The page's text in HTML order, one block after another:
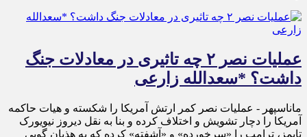
عملیات نصر ۲ چه تاثیری در معادلات جنگ
داشت؟ *سعدالله زارعی
ماناسپهر - عملیات نصر کمر ارتش آمریکا را شکسته و هیات حاکمه
آمریکا را دچار تشویش و اختلاف کرده و بنا به نقل دیروز نیویورک
تایمز، ترامپ را «سرخورده» و «آشفته» کرده که به هذیان گویی